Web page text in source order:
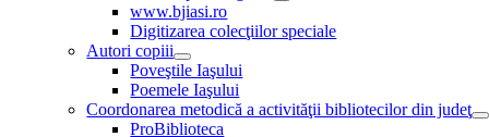
www.bjiasi.ro
Digitizarea colecţiilor speciale
Autori copiii
Poveştile Iaşului
Poemele Iaşului
Coordonarea metodică a activităţii bibliotecilor din judeţ
ProBiblioteca